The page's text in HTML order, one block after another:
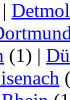
|
(1) |